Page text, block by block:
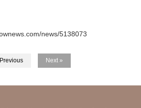
news/5138073
Next »